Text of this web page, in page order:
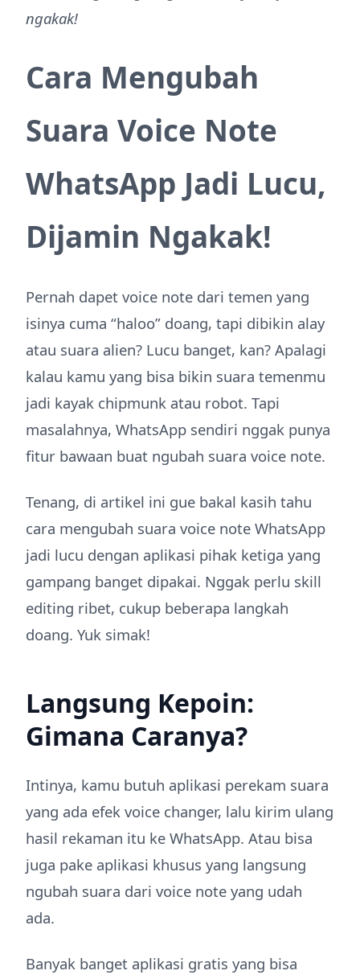
ngakak!
Cara Mengubah
Suara Voice Note
WhatsApp Jadi Lucu,
Dijamin Ngakak!
Pernah dapet voice note dari temen yang
isinya cuma “haloo” doang, tapi dibikin alay
atau suara alien? Lucu banget, kan? Apalagi
kalau kamu yang bisa bikin suara temenmu
jadi kayak chipmunk atau robot. Tapi
masalahnya, WhatsApp sendiri nggak punya
fitur bawaan buat ngubah suara voice note.
Tenang, di artikel ini gue bakal kasih tahu
cara mengubah suara voice note WhatsApp
jadi lucu dengan aplikasi pihak ketiga yang
gampang banget dipakai. Nggak perlu skill
editing ribet, cukup beberapa langkah
doang. Yuk simak!
Langsung Kepoin:
Gimana Caranya?
Intinya, kamu butuh aplikasi perekam suara
yang ada efek voice changer, lalu kirim ulang
hasil rekaman itu ke WhatsApp. Atau bisa
juga pake aplikasi khusus yang langsung
ngubah suara dari voice note yang udah
ada.
Banyak banget aplikasi gratis yang bisa